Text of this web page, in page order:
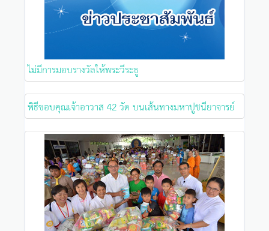
ไม่มีการมอบรางวัลให้พระวีระธู
พิธีขอบคุณเจ้าอาวาส 42 วัด บนเส้นทางมหาปูชนียาจารย์